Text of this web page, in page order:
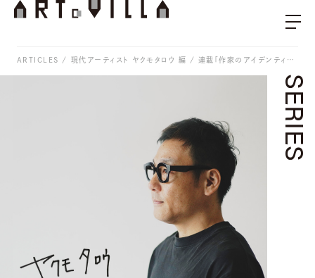
ARTICLES 現代アーティスト ヤクモタロウ 編 / 連載「作家のアイデンティティ」Vol.17
SERIES